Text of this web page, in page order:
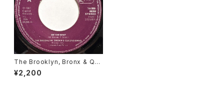
The Brooklyn, Bronx & Que
ens Band / On The Beat
¥2,200